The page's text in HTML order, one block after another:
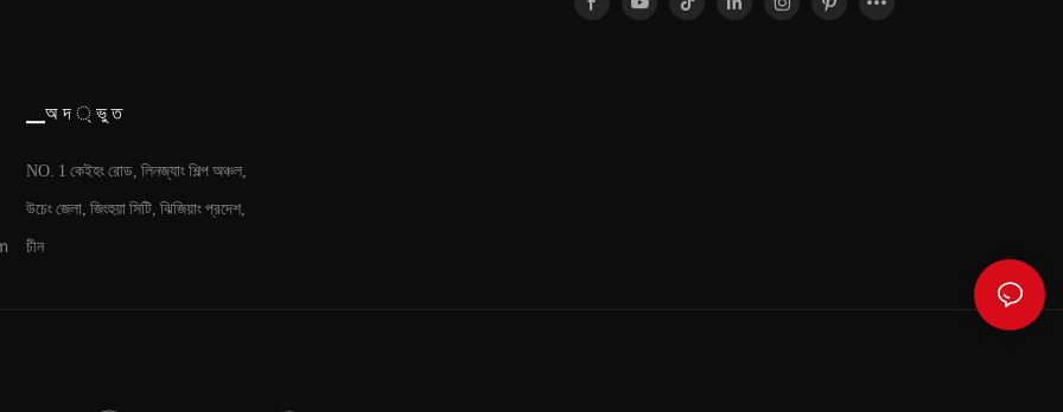
▁অ দ ্ ভু ত
NO. 1 কেইহং রোড, লিনজ্যাং শিল্প অঞ্চল,
উচেং জেলা, জিংহুয়া সিটি, ঝিজিয়াং প্রদেশ,
চীন